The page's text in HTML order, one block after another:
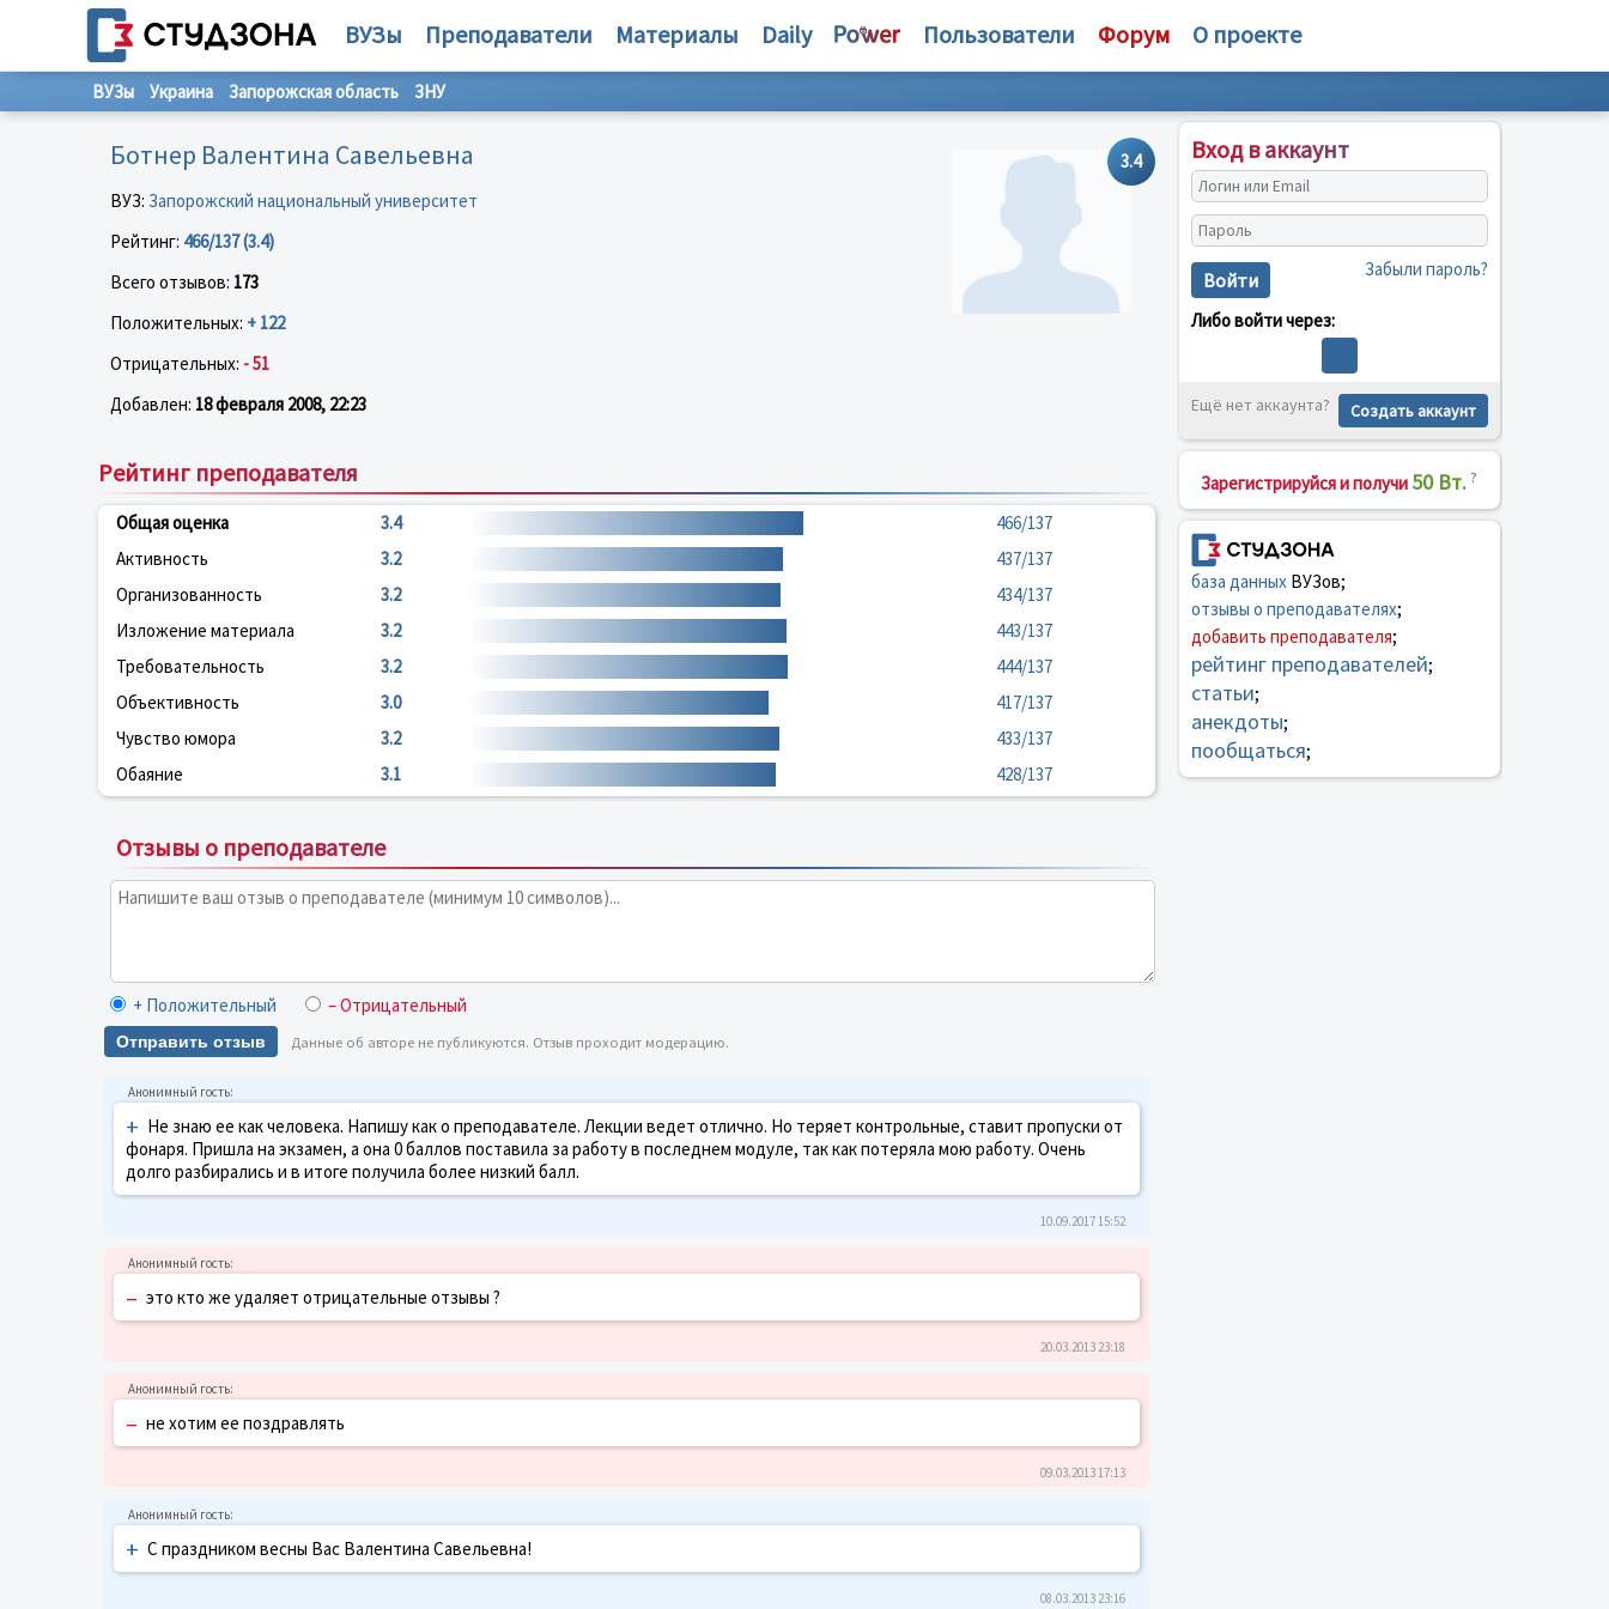
ВУЗы Преподаватели Материалы Daily Пользователи Форум О проекте
ВУЗы Украина Запорожская область ЗНУ
3.4
Ботнер Валентина Савельевна
ВУЗ: Запорожский национальный университет
Рейтинг: 466/137 (3.4)
Всего отзывов: 173
Положительных: + 122
Отрицательных: - 51
Добавлен: 18 февраля 2008, 22:23
Рейтинг преподавателя
Общая оценка 3.4
466/137
Активность
3.2
437/137
Организованность
3.2
434/137
Изложение материала
3.2
443/137
Требовательность
3.2
444/137
Объективность
3.0
417/137
Чувство юмора
3.2
433/137
Обаяние
3.1 428/137
Отзывы о преподавателе
+ Положительный – Отрицательный
Отправить отзыв Данные об авторе не публикуются. Отзыв проходит модерацию.
+ Не знаю ее как человека. Напишу как о преподавателе. Лекции ведет отлично. Но теряет контрольные, ставит пропуски от
фонаря. Пришла на экзамен, а она 0 баллов поставила за работу в последнем модуле, так как потеряла мою работу. Очень
долго разбирались и в итоге получила более низкий балл.
10.09.2017 15:52
– это кто же удаляет отрицательные отзывы ?
20.03.2013 23:18
– не хотим ее поздравлять
09.03.2013 17:13
+ С праздником весны Вас Валентина Савельевна!
08.03.2013 23:16
Вход в аккаунт
Войти Забыли пароль?
Либо войти через:
Ещё нет аккаунта? Создать аккаунт
Зарегистрируйся и получи 50 Вт. ?
база данныхВУЗов;
отзывы о преподавателях;
добавить преподавателя;
рейтинг преподавателей;
статьи;
анекдоты;
пообщаться;